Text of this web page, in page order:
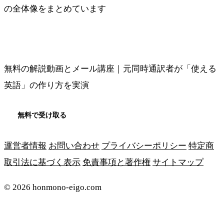
の全体像をまとめています
無料の解説動画とメール講座｜元同時通訳者が「使える
英語」の作り方を実演
無料で受け取る
運営者情報 お問い合わせ プライバシーポリシー 特定商
取引法に基づく表示 免責事項と著作権 サイトマップ
© 2026 honmono-eigo.com